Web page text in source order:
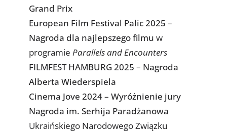
Grand Prix
European Film Festival Palic 2025 –
Nagroda dla najlepszego filmu w
programie Parallels and Encounters
FILMFEST HAMBURG 2025 – Nagroda
Alberta Wiederspiela
Cinema Jove 2024– Wyróżnienie jury
Nagroda im. Serhija Paradżanowa
Ukraińskiego Narodowego Związku